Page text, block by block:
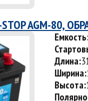
AGM-80,
Длина:
Ширина:
Высота: